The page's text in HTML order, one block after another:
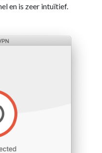
en is zeer intuïtief.